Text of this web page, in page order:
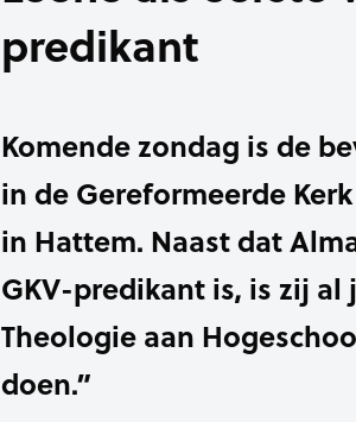
predikant
Komende zondag is de
in de Gereformeerde
in Hattem. Naast dat
GKV-predikant is, is zij
Theologie aan
doen.”